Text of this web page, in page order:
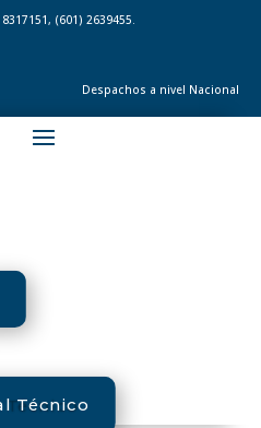
, (601) 2639455.
Despachos a nivel Nacional
Técnico